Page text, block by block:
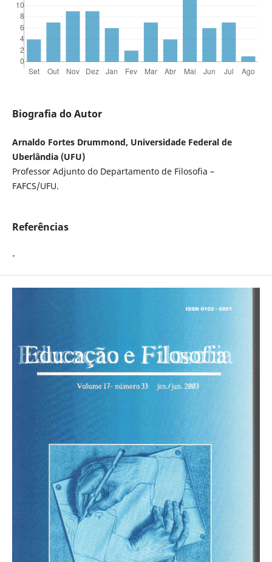
Biografia do Autor
Arnaldo Fortes Drummond, Universidade Federal de
Uberlândia (UFU)
Professor Adjunto do Departamento de Filosofia –
FAFCS/UFU.
Referências
-